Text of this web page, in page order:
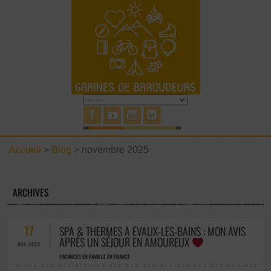
Accueil > Blog > novembre 2025
ARCHIVES
17
NOV-2025
SPA & THERMES À ÉVAUX-LES-BAINS : MON AVIS
APRÈS UN SÉJOUR EN AMOUREUX
VACANCES EN FAMILLE EN FRANCE